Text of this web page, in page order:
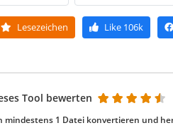
Lesezeichen Like106k
Tool bewerten
mindestens 1 Datei konvertieren und